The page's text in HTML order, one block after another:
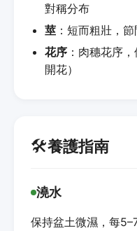
對稱分布
莖 ：短而粗壯，
花序 ：肉穗花序
開花）
🛠️養護指南
澆水
保持盆土微濕，每